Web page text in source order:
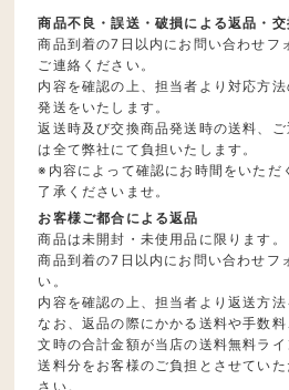
商品不良・誤送・破損による返品・交
商品到着の7日以内にお問い合わせフ
ご連絡ください。
内容を確認の上、担当者より対応方
発送をいたします。
返送時及び交換商品発送時の送料、
は全て弊社にて負担いたします。
※内容によって確認にお時間をいただ
了承くださいませ。
お客様ご都合による返品
商品は未開封・未使用品に限ります。
商品到着の7日以内にお問い合わせフ
い。
内容を確認の上、担当者より返送方法
なお、返品の際にかかる送料や手数
文時の合計金額が当店の送料無料ラ
送料分をお客様のご負担とさせてい
さい。